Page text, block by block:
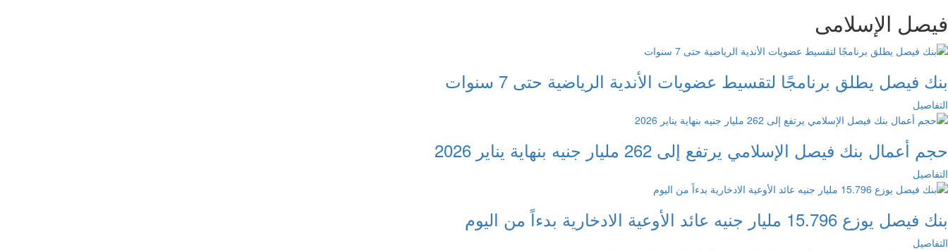
فيصل الإسلامى
بنك فيصل يطلق برنامجًا لتقسيط عضويات الأندية الرياضية حتى 7 سنوات
التفاصيل
حجم أعمال بنك فيصل الإسلامي يرتفع إلى 262 مليار جنيه بنهاية يناير 2026
التفاصيل
بنك فيصل يوزع 15.796 مليار جنيه عائد الأوعية الادخارية بدءاً من اليوم
التفاصيل